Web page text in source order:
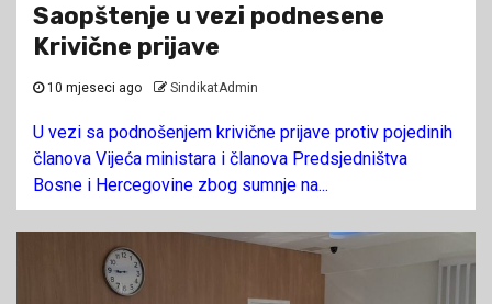
Saopštenje u vezi podnesene
Krivične prijave
10 mjeseci ago SindikatAdmin
U vezi sa podnošenjem krivične prijave protiv pojedinih
članova Vijeća ministara i članova Predsjedništva
Bosne i Hercegovine zbog sumnje na...